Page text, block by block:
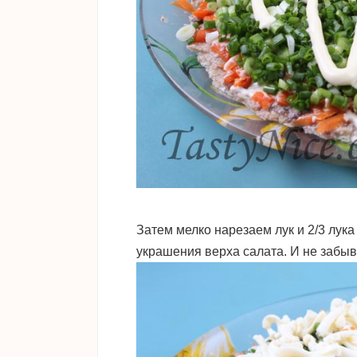
Затем мелко нарезаем лук и 2/3
украшения верха салата. И не